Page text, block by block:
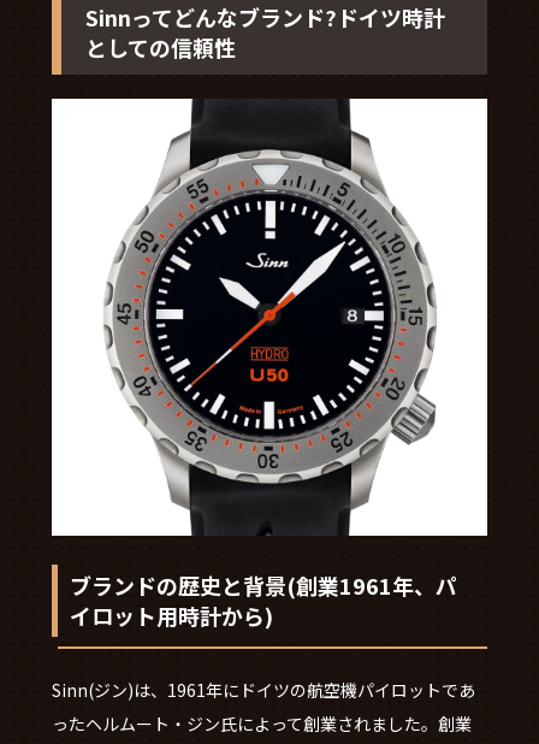
Sinnってどんなブランド?ドイツ時計
としての信頼性
ブランドの歴史と背景(創業1961年、パ
イロット用時計から)
Sinn(ジン)は、1961年にドイツの航空機パイロットであ
ったヘルムート・ジン氏によって創業されました。創業